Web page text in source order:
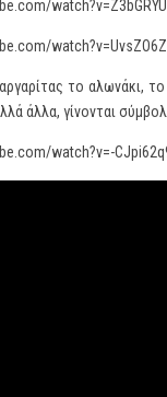
το αλωνάκι,
άλλα, γίνονται
watch?v=-